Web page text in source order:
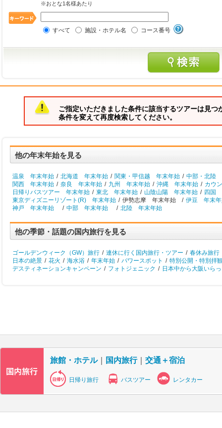
※おとな1名様あたり
すべて 施設・ホテル名 コース番号
ご指定いただきました条件に該当するツアーは見つ
条件を変えて再度検索してください。
他の年末年始を見る
温泉 年末年始 / 北海道 年末年始 / 関東・甲信越 年末年始 / 中部・北陸
関西 年末年始 / 奈良 年末年始 / 九州 年末年始 / 沖縄 年末年始 / カウ
日帰りバスツアー 年末年始 / 東北 年末年始 / 山陰山陽 年末年始 / 四国
東京ディズニーリゾート(R) 年末年始 / 伊勢志摩 年末年始 / 伊豆 年末年
神戸 年末年始
/ 中部 年末年始 / 北陸 年末年始
他の季節・話題の国内旅行を見る
ゴールデンウィーク（GW）旅行 / 連休に行く国内旅行・ツアー / 春休み旅行
日本の絶景 / 花火 / 海水浴 / 年末年始 / パワースポット / 特別公開・特別拝
デスティネーションキャンペーン / フォトジェニック / 日本中から大阪いら
旅館・ホテル｜ 国内旅行｜ 交通＋宿泊
日帰り旅行 バスツアー レンタカー